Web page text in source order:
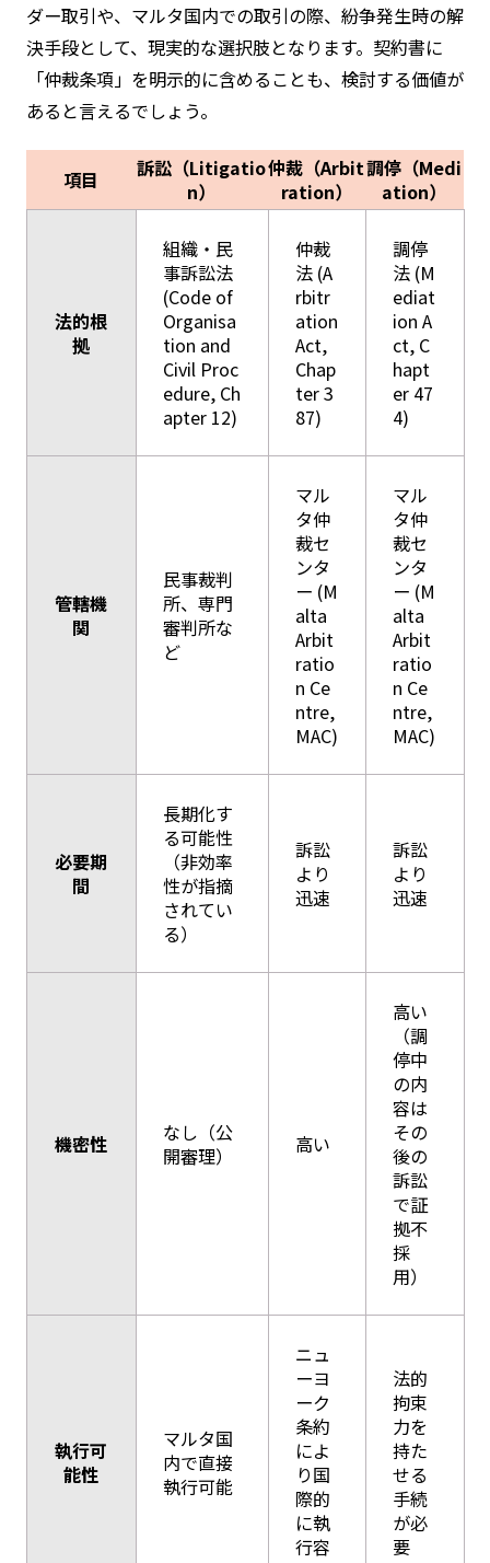
ダー取引や、マルタ国内での取引の際、紛争発生時の解
決手段として、現実的な選択肢となります。契約書に
「仲裁条項」を明示的に含めることも、検討する価値が
あると言えるでしょう。
項目
訴訟（Litigatio
n）
仲裁（Arbit
ration）
調停（Medi
ation）
法的根
拠
組織・民
事訴訟法
(Code of
Organisa
tion and
Civil Proc
edure, Ch
apter 12)
仲裁
法 (A
rbitr
ation
Act,
Chap
ter 3
87)
調停
法 (M
ediat
ion A
ct, C
hapt
er 47
4)
管轄機
関
民事裁判
所、専門
審判所な
ど
マル
タ仲
裁セ
ンタ
ー (M
alta
Arbit
ratio
n Ce
ntre,
MAC)
マル
タ仲
裁セ
ンタ
ー (M
alta
Arbit
ratio
n Ce
ntre,
MAC)
必要期
間
長期化す
る可能性
（非効率
性が指摘
されてい
る）
訴訟
より
迅速
訴訟
より
迅速
機密性
なし（公
開審理）
高い
高い
（調
停中
の内
容は
その
後の
訴訟
で証
拠不
採
用）
執行可
能性
マルタ国
内で直接
執行可能
ニュ
ーヨ
ーク
条約
によ
り国
際的
に執
行容
法的
拘束
力を
持た
せる
手続
が必
要